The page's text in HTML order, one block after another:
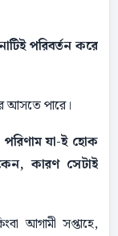
পরিবর্তন করে
আসতে পারে।
যা-ই হােক
কারণ সেটাই
আগামী সপ্তাহে,